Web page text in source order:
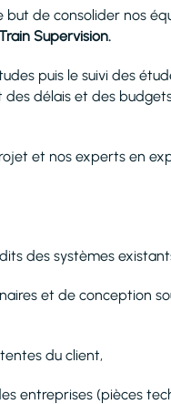
de consolider nos
Supervision.
puis le suivi des
délais et des
et nos experts en
des systèmes
et de conception
du client,
entreprises (pièces